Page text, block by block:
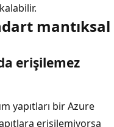
mantıksal
erişilemez
yapıtları bir Azure
erişilemiyorsa